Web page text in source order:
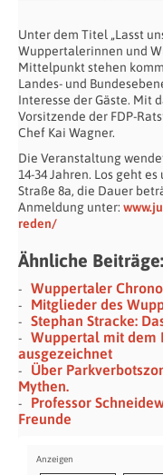
Unter dem Titel „Lasst
Wuppertalerinnen und
Mittelpunkt stehen
Landes- und
Interesse der Gäste. Mit
Vorsitzende der FDP-
Chef Kai Wagner.
Die Veranstaltung
14-34 Jahren. Los geht
Straße 8a, die Dauer
Anmeldung unter:
reden/
Ähnliche Beiträge:
Wuppertaler
Mitglieder des
Stephan Stracke:
Wuppertal mit dem
ausgezeichnet
Über
Mythen.
Professor
Freunde